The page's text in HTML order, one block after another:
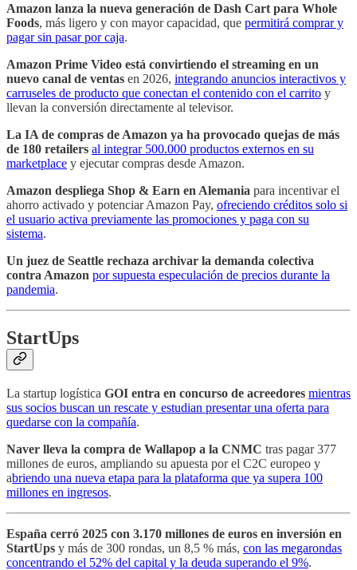
Amazon lanza la nueva generación de Dash Cart para Whole
Foods, más ligero y con mayor capacidad, que permitirá comprar y
pagar sin pasar por caja.
Amazon Prime Video está convirtiendo el streaming en un
nuevo canal de ventas en 2026, integrando anuncios interactivos y
carruseles de producto que conectan el contenido con el carrito y
llevan la conversión directamente al televisor.
La IA de compras de Amazon ya ha provocado quejas de más
de 180 retailers al integrar 500.000 productos externos en su
marketplace y ejecutar compras desde Amazon.
Amazon despliega Shop & Earn en Alemania para incentivar el
ahorro activado y potenciar Amazon Pay, ofreciendo créditos solo si
el usuario activa previamente las promociones y paga con su
sistema.
Un juez de Seattle rechaza archivar la demanda colectiva
contra Amazon por supuesta especulación de precios durante la
pandemia.
StartUps
La startup logística GOI entra en concurso de acreedores mientras
sus socios buscan un rescate y estudian presentar una oferta para
quedarse con la compañía.
Naver lleva la compra de Wallapop a la CNMC tras pagar 377
millones de euros, ampliando su apuesta por el C2C europeo y
abriendo una nueva etapa para la plataforma que ya supera 100
millones en ingresos.
España cerró 2025 con 3.170 millones de euros en inversión en
StartUps y más de 300 rondas, un 8,5 % más, con las megarondas
concentrando el 52% del capital y la deuda superando el 9%.